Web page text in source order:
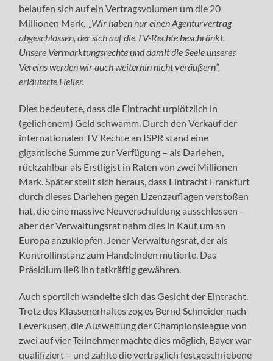
belaufen sich auf ein Vertragsvolumen um die 20
Millionen Mark.
„Wir haben nur einen Agenturvertrag
abgeschlossen, der sich auf die TV-Rechte beschränkt.
Unsere Vermarktungsrechte und damit die Seele unseres
Vereins werden wir auch weiterhin nicht veräußern“,
erläuterte Heller.
Dies bedeutete, dass die Eintracht urplötzlich in
(geliehenem) Geld schwamm. Durch den Verkauf der
internationalen TV Rechte an ISPR stand eine
gigantische Summe zur Verfügung – als Darlehen,
rückzahlbar als Erstligist in Raten von zwei Millionen
Mark. Später stellt sich heraus, dass Eintracht Frankfurt
durch dieses Darlehen gegen Lizenzauflagen verstoßen
hat, die eine massive Neuverschuldung ausschlossen –
aber der Verwaltungsrat nahm dies in Kauf, um an
Europa anzuklopfen. Jener Verwaltungsrat, der als
Kontrollinstanz zum Handelnden mutierte. Das
Präsidium ließ ihn tatkräftig gewähren.
Auch sportlich wandelte sich das Gesicht der Eintracht.
Trotz des Klassenerhaltes zog es Bernd Schneider nach
Leverkusen, die Ausweitung der Championsleague von
zwei auf vier Teilnehmer machte dies möglich, Bayer war
qualifiziert – und zahlte die vertraglich festgeschriebene